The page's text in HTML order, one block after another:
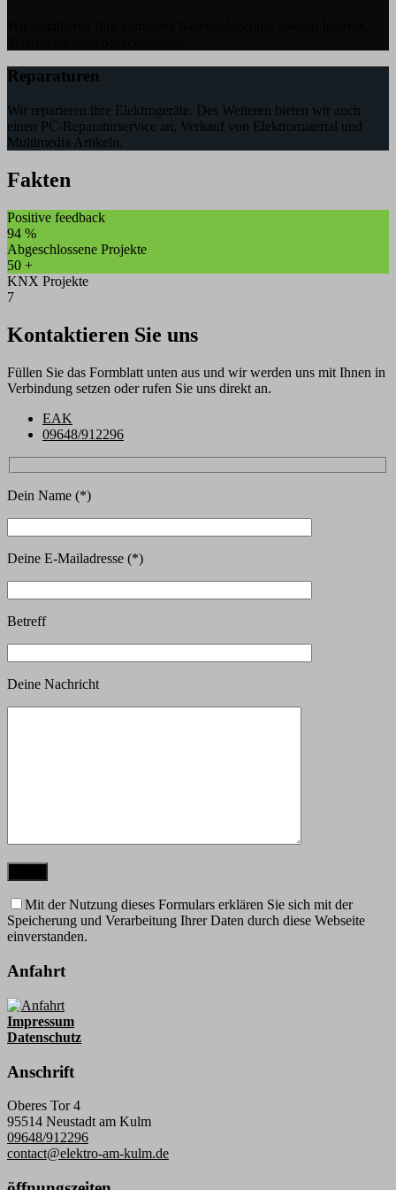
Reparaturen
Wir reparieren ihre Elektrogeräte. Des Weiteren bieten wir auch
einen PC-Reparaturservice an, Verkauf von Elektromaterial und
Multimedia Artikeln.
Fakten
Positive feedback
94 %
Abgeschlossene Projekte
50 +
KNX Projekte
7
Kontaktieren Sie uns
Füllen Sie das Formblatt unten aus und wir werden uns mit Ihnen in
Verbindung setzen oder rufen Sie uns direkt an.
EAK
09648/912296
Dein Name (*)
Deine E-Mailadresse (*)
Betreff
Deine Nachricht
Mit der Nutzung dieses Formulars erklären Sie sich mit der
Speicherung und Verarbeitung Ihrer Daten durch diese Webseite
einverstanden.
Anfahrt
Impressum
Datenschutz
Anschrift
Oberes Tor 4
95514 Neustadt am Kulm
09648/912296
contact@elektro-am-kulm.de